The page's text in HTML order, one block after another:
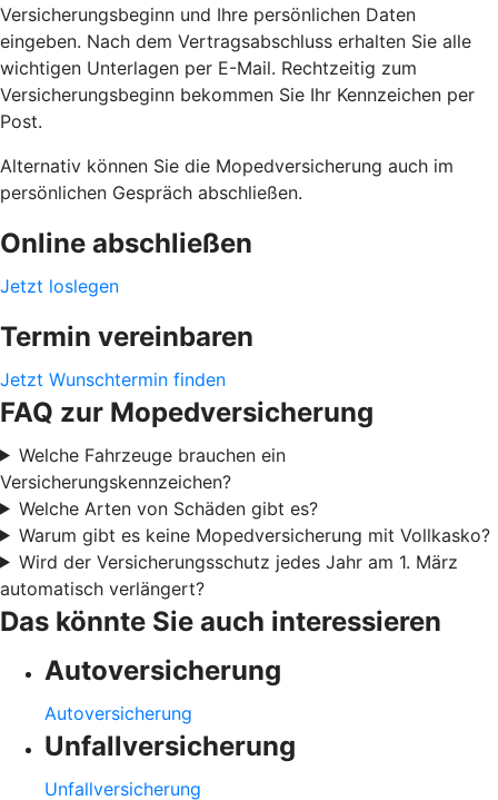
Versicherungsbeginn und Ihre persönlichen Daten
eingeben. Nach dem Vertragsabschluss erhalten Sie alle
wichtigen Unterlagen per E-Mail. Rechtzeitig zum
Versicherungsbeginn bekommen Sie Ihr Kennzeichen per
Post.
Alternativ können Sie die Mopedversicherung auch im
persönlichen Gespräch abschließen.
Online abschließen
Jetzt loslegen
Termin vereinbaren
Jetzt Wunschtermin finden
FAQ zur Mopedversicherung
Welche Fahrzeuge brauchen ein
Versicherungskennzeichen?
Welche Arten von Schäden gibt es?
Warum gibt es keine Mopedversicherung mit Vollkasko?
Wird der Versicherungsschutz jedes Jahr am 1. März
automatisch verlängert?
Das könnte Sie auch interessieren
Autoversicherung
Autoversicherung
Unfallversicherung
Unfallversicherung